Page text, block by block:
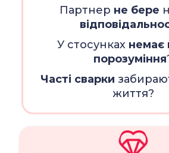
Партнер не бере
У стосунках немає
порозуміння
Часті сварки
життя?